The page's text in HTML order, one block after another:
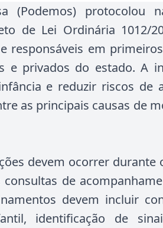
(Podemos) protocolou
de Lei Ordinária 1012/
responsáveis em
e privados do estado. A
e reduzir riscos de
as principais causas de
devem ocorrer durante
de
devem incluir
identificação de